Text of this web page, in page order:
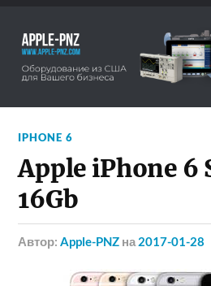
IPHONE 6
Apple iPhone 6
16Gb
Автор:Apple-PNZ на 2017-01-28